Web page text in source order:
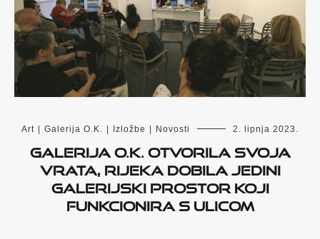
Art | Galerija O.K. | Izložbe | Novosti 2. lipnja 2023.
Galerija O.K. otvorila svoja
vrata, Rijeka dobila jedini
galerijski prostor koji
funkcionira s ulicom